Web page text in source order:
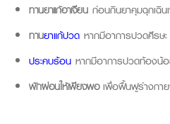
ทานยาแก้อาเจียน ก่อนกินยาคุมฉุกเฉิน
ทานยาแก้ปวด หากมีอาการปวดศีรษะ
ประคบร้อน หากมีอาการปวดท้องน้
พักผ่อนให้เพียงพอเพื่อฟื้นฟูร่างกา